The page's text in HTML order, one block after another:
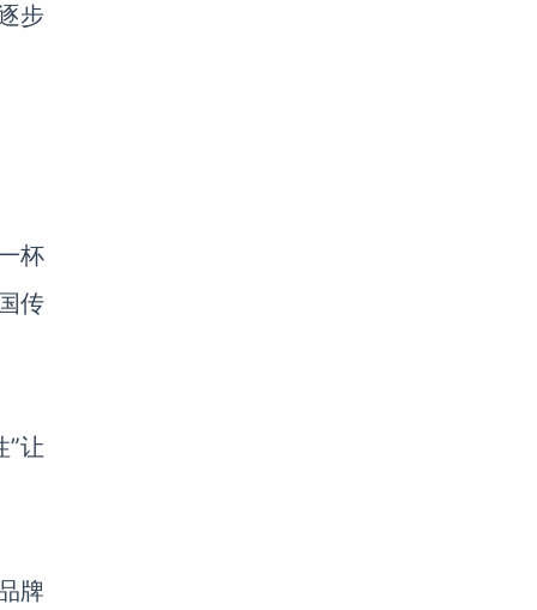
步
杯
传
”让
牌